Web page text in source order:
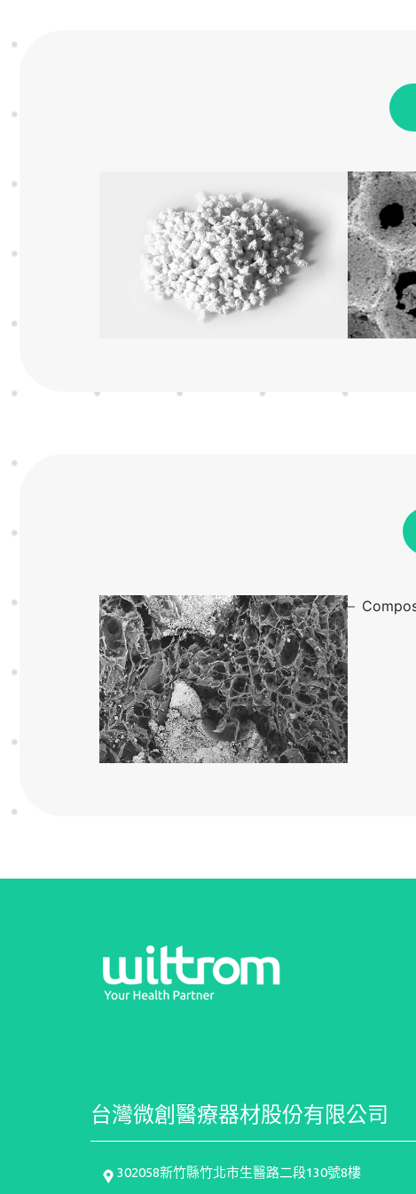
–
台灣微創醫療器材股份有限公司
302058新竹縣竹北市生醫路二段130號8樓